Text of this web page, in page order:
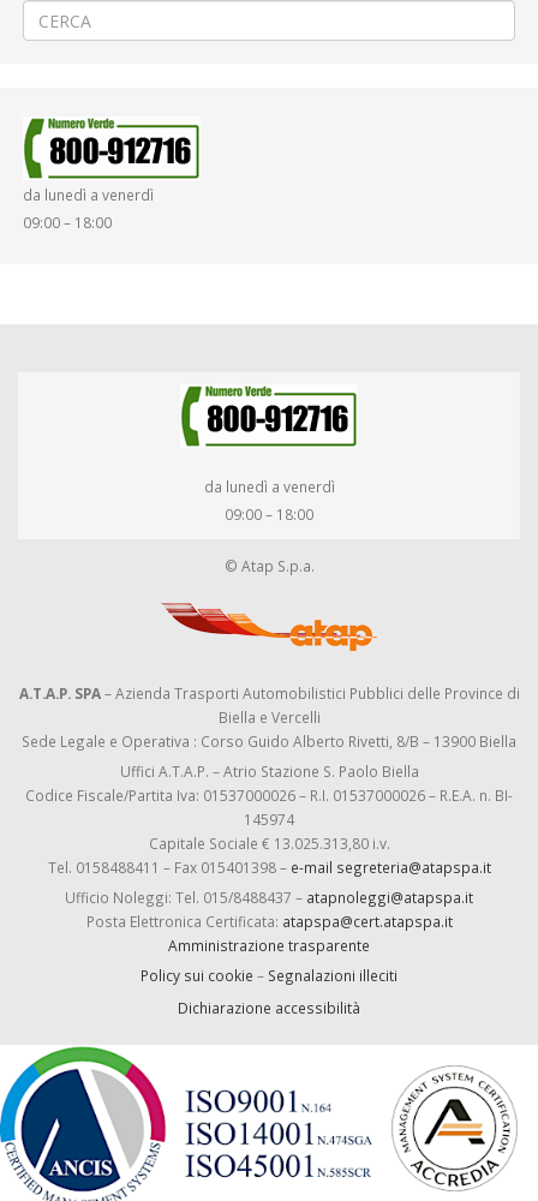
da lunedì a venerdì
09:00 – 18:00
da lunedì a venerdì
09:00 – 18:00
© Atap S.p.a.
A.T.A.P. SPA– Azienda Trasporti Automobilistici Pubblici delle Province di
Biella e Vercelli
Sede Legale e Operativa : Corso Guido Alberto Rivetti, 8/B – 13900 Biella
Uffici A.T.A.P. – Atrio Stazione S. Paolo Biella
Codice Fiscale/Partita Iva: 01537000026 – R.I. 01537000026 – R.E.A. n. BI-
145974
Capitale Sociale € 13.025.313,80 i.v.
Tel. 0158488411 – Fax 015401398 – e-mail segreteria@atapspa.it
Ufficio Noleggi: Tel. 015/8488437 – atapnoleggi@atapspa.it
Posta Elettronica Certificata: atapspa@cert.atapspa.it
Amministrazione trasparente
Policy sui cookie – Segnalazioni illeciti
Dichiarazione accessibilità